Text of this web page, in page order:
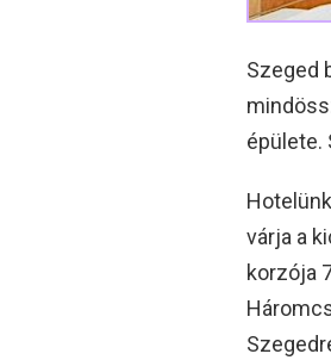
Szeged
épülete.
várja a
korzója